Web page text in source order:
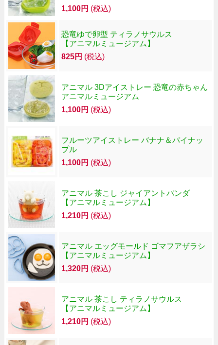
1,100円 (税込)
恐竜ゆで卵型 ティラノサウルス
【アニマルミュージアム】
825円 (税込)
アニマル 3Dアイストレー 恐竜の赤ちゃん
アニマルミュージアム
1,100円 (税込)
フルーツアイストレー バナナ＆パイナッ
プル
1,100円 (税込)
アニマル 茶こし ジャイアントパンダ
【アニマルミュージアム】
1,210円 (税込)
アニマル エッグモールド ゴマフアザラシ
【アニマルミュージアム】
1,320円 (税込)
アニマル 茶こし ティラノサウルス
【アニマルミュージアム】
1,210円 (税込)